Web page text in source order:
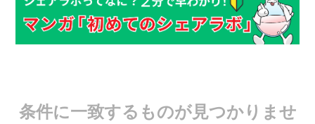
条件に一致するものが見つかりませ